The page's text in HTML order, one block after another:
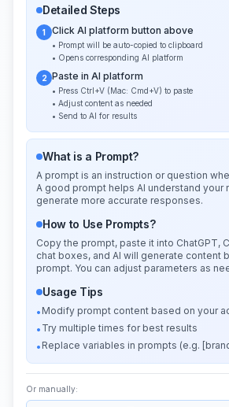
Detailed Steps
1 Click AI platform button above
• Prompt will be auto-copied to clipboard
• Opens corresponding AI platform
2 Paste in AI platform
• Press Ctrl+V (Mac: Cmd+V) to paste
• Adjust content as needed
• Send to AI for results
What is a Prompt?
A prompt is an instruction or question
A good prompt helps AI understand your
generate more accurate responses.
How to Use Prompts?
Copy the prompt, paste it into ChatGPT,
chat boxes, and AI will generate content
prompt. You can adjust parameters as
Usage Tips
• Modify prompt content based on your
• Try multiple times for best results
• Replace variables in prompts (e.g.
Or manually: